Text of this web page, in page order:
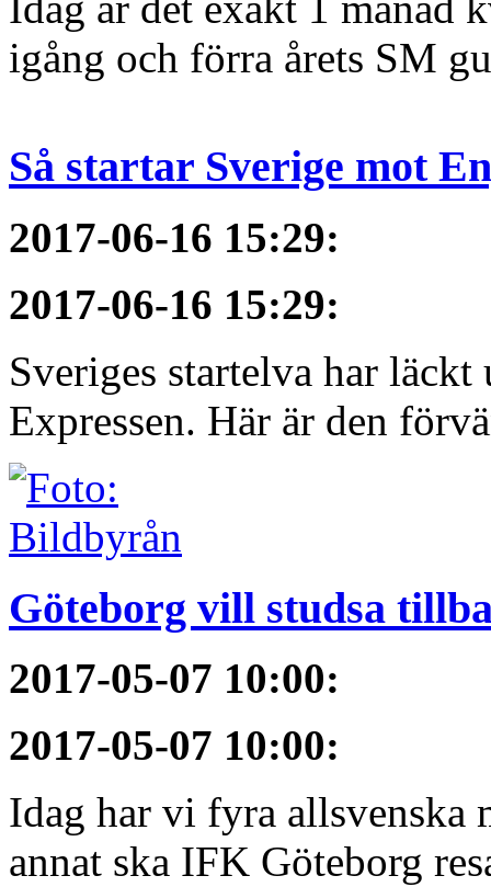
igång och förra årets SM
Så startar Sverige mot
2017-06-16 15:29:
2017-06-16 15:29:
Sveriges startelva har
Expressen. Här är den
Göteborg vill studsa
2017-05-07 10:00:
2017-05-07 10:00:
Idag har vi fyra allsvenska
annat ska IFK Göteborg